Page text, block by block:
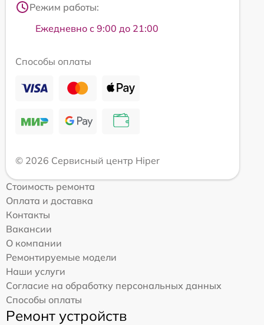
Режим работы:
Ежедневно с 9:00 до 21:00
Способы оплаты
© 2026 Сервисный центр Hiper
Стоимость ремонта
Оплата и доставка
Контакты
Вакансии
О компании
Ремонтируемые модели
Наши услуги
Согласие на обработку персональных данных
Способы оплаты
Ремонт устройств